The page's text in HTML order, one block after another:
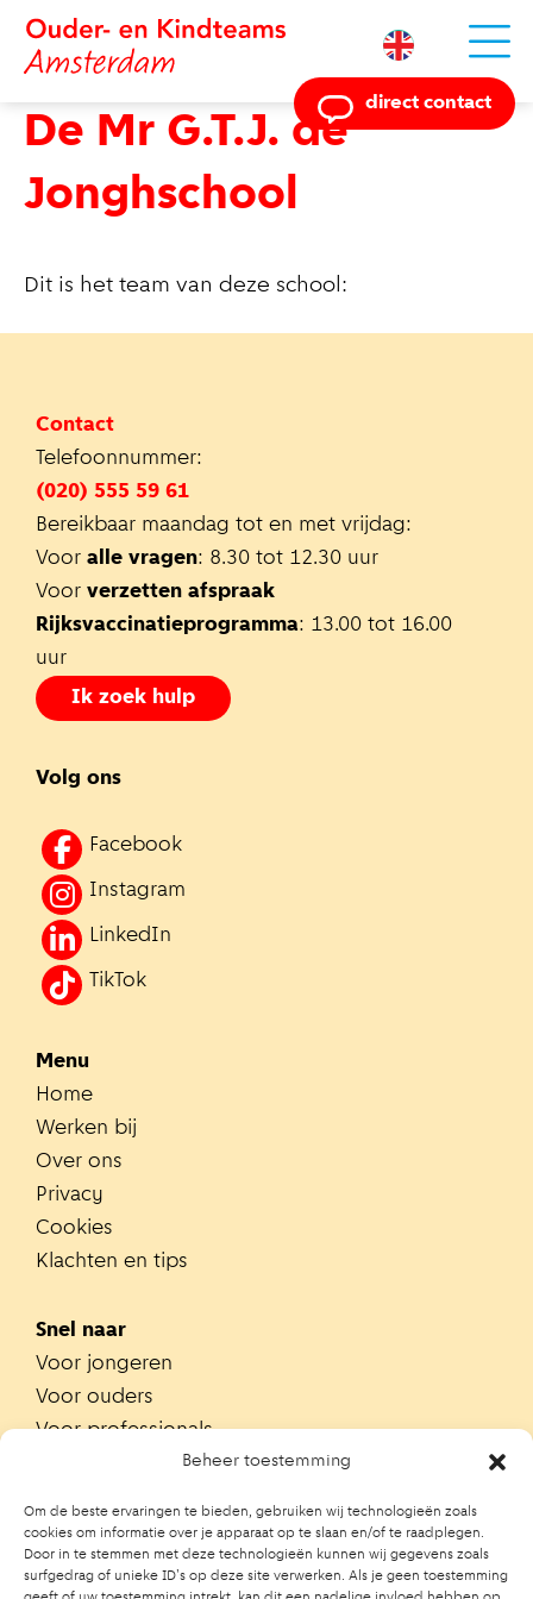
Beheer toestemming
Om de beste ervaringen te bieden, gebruiken wij technologieën zoals
cookies om informatie over je apparaat op te slaan en/of te raadplegen.
Door in te stemmen met deze technologieën kunnen wij gegevens zoals
surfgedrag of unieke ID's op deze site verwerken. Als je geen toestemming
Powered by
direct contact
De Mr G.T.J. de
Jonghschool
Dit is het team van deze school:
Contact
Telefoonnummer:
(020) 555 59 61
Bereikbaar maandag tot en met vrijdag:
Voor alle vragen: 8.30 tot 12.30 uur
Voor verzetten afspraak
Rijksvaccinatieprogramma: 13.00 tot 16.00
uur
Ik zoek hulp
Volg ons
Facebook
Instagram
LinkedIn
TikTok
Menu
Home
Werken bij
Over ons
Privacy
Cookies
Klachten en tips
Snel naar
Voor jongeren
Voor ouders
Voor professionals
Zoek contactpersoon op school
Trainingen